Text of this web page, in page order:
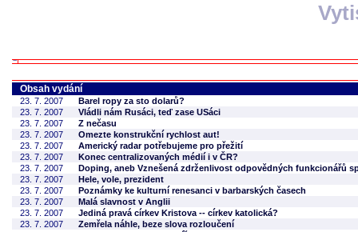
Obsah vydání
23. 7. 2007
Barel ropy za sto dolarů?
23. 7. 2007
Vládli nám Rusáci, teď zase USáci
23. 7. 2007
Z nečasu
23. 7. 2007
Omezte konstrukční rychlost aut!
23. 7. 2007
Americký radar potřebujeme pro přežití
23. 7. 2007
Konec centralizovaných médií i v ČR?
23. 7. 2007
Doping, aneb Vznešená zdrženlivost odpovědných funkcionářů
23. 7. 2007
Hele, vole, prezident
23. 7. 2007
Poznámky ke kulturní renesanci v barbarských časech
23. 7. 2007
Malá slavnost v Anglii
23. 7. 2007
Jediná pravá církev Kristova -- církev katolická?
23. 7. 2007
Zemřela náhle, beze slova rozloučení